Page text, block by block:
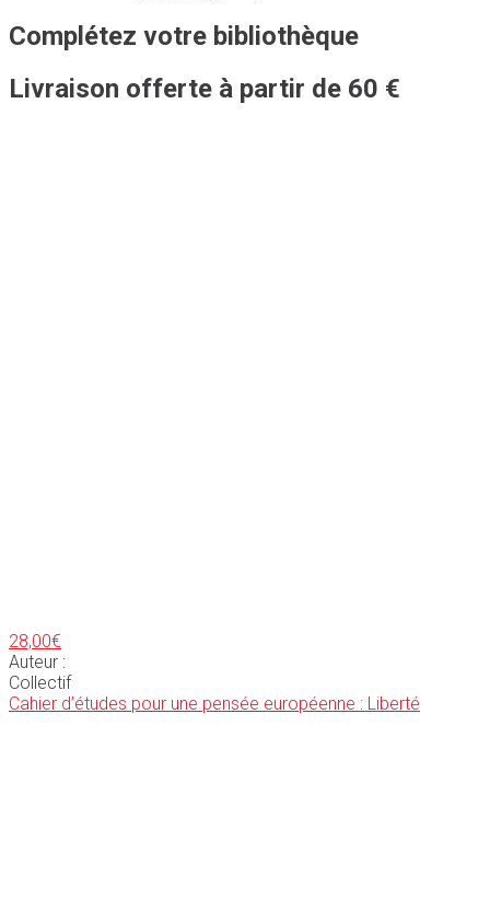
Complétez votre bibliothèque
Livraison offerte à partir de 60 €
28,00€
Auteur :
Collectif
Cahier d’études pour une pensée européenne : Liberté